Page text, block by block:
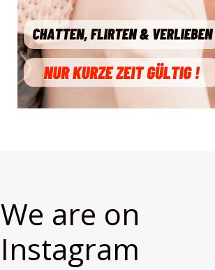
We are on
Instagram